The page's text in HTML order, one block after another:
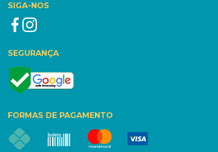
SIGA-NOS
SEGURANÇA
FORMAS DE PAGAMENTO